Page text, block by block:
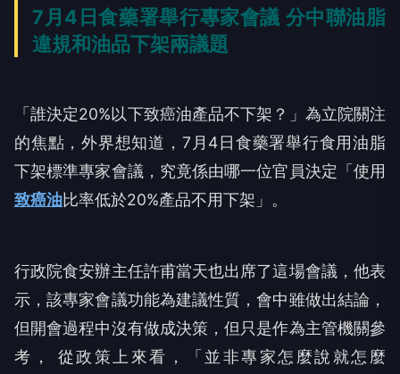
7月4日食藥署舉行專家會議 分中聯油脂
違規和油品下架兩議題
「誰決定20%以下致癌油產品不下架？」為立院關注
的焦點，外界想知道，7月4日食藥署舉行食用油脂
下架標準專家會議，究竟係由哪一位官員決定「使用
致癌油比率低於20%產品不用下架」。
行政院食安辦主任許甫當天也出席了這場會議，他表
示，該專家會議功能為建議性質，會中雖做出結論，
但開會過程中沒有做成決策，但只是作為主管機關參
考， 從政策上來看，「並非專家怎麼說就怎麼